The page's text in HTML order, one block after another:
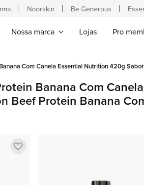
Nossa marca Lojas Pro
Com Canela Essential Nutrition 420g
Banana Com
Beef Protein Banana
Adicionar
Noorskin Be Generous